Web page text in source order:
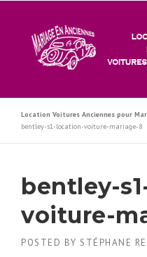
Location Voitures Anciennes pour
bentley-s1-location-voiture-mariage-8
bentley-
voiture-
POSTED BY STÉPHANE